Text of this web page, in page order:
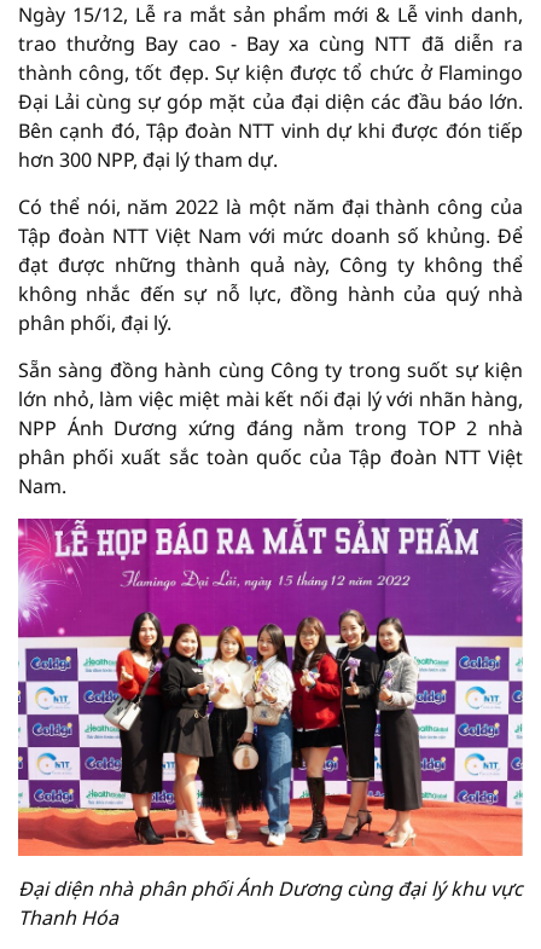
Ngày 15/12, Lễ ra mắt sản phẩm mới & Lễ vinh danh,
trao thưởng Bay cao - Bay xa cùng NTT đã diễn ra
thành công, tốt đẹp. Sự kiện được tổ chức ở Flamingo
Đại Lải cùng sự góp mặt của đại diện các đầu báo lớn.
Bên cạnh đó, Tập đoàn NTT vinh dự khi được đón tiếp
hơn 300 NPP, đại lý tham dự.
Có thể nói, năm 2022 là một năm đại thành công của
Tập đoàn NTT Việt Nam với mức doanh số khủng. Để
đạt được những thành quả này, Công ty không thể
không nhắc đến sự nỗ lực, đồng hành của quý nhà
phân phối, đại lý.
Sẵn sàng đồng hành cùng Công ty trong suốt sự kiện
lớn nhỏ, làm việc miệt mài kết nối đại lý với nhãn hàng,
NPP Ánh Dương xứng đáng nằm trong TOP 2 nhà
phân phối xuất sắc toàn quốc của Tập đoàn NTT Việt
Nam.
Đại diện nhà phân phối Ánh Dương cùng đại lý khu vực
Thanh Hóa